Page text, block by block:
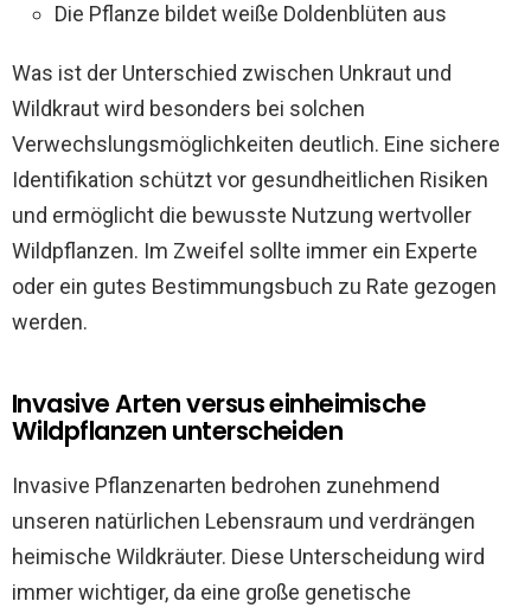
Die Pflanze bildet weiße Doldenblüten aus
Was ist der Unterschied zwischen Unkraut und
Wildkraut wird besonders bei solchen
Verwechslungsmöglichkeiten deutlich. Eine sichere
Identifikation schützt vor gesundheitlichen Risiken
und ermöglicht die bewusste Nutzung wertvoller
Wildpflanzen. Im Zweifel sollte immer ein Experte
oder ein gutes Bestimmungsbuch zu Rate gezogen
werden.
Invasive Arten versus einheimische
Wildpflanzen unterscheiden
Invasive Pflanzenarten bedrohen zunehmend
unseren natürlichen Lebensraum und verdrängen
heimische Wildkräuter. Diese Unterscheidung wird
immer wichtiger, da eine große genetische